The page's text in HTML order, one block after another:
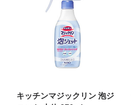
キッチンマジックリン 泡ジ